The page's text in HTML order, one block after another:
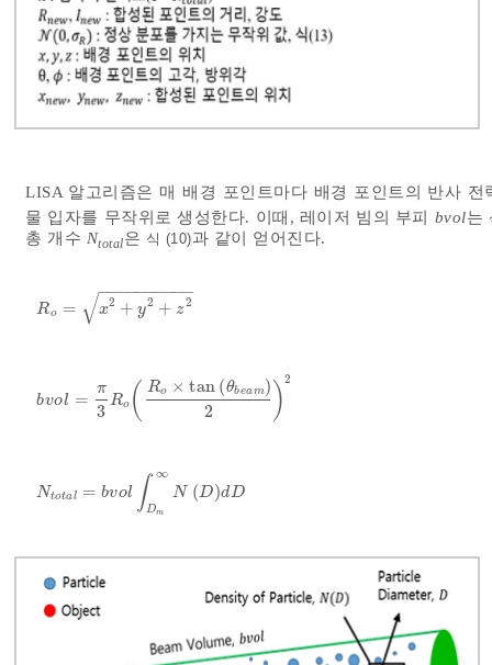
LISA 알고리즘은 매 배경 포인트마다 배경 포인트의 반사
물 입자를 무작위로 생성한다. 이때, 레이저 빔의 부피 bvol는
총 개수 Ntotal은 식 (10)과 같이 얻어진다.
Ro = x2 + y2 + z2
− −
−−−−−−−−
√
Ro=x 2+y2+z2
bvol =
π
3
Ro ( Ro × tan (θbeam)
2
)
2
b vol=π 3RoRo×tanθbea m
Ntotal = bvol ∫ ∞
Dm
N (D)dD
N to tal=b vo Dm∞NDd